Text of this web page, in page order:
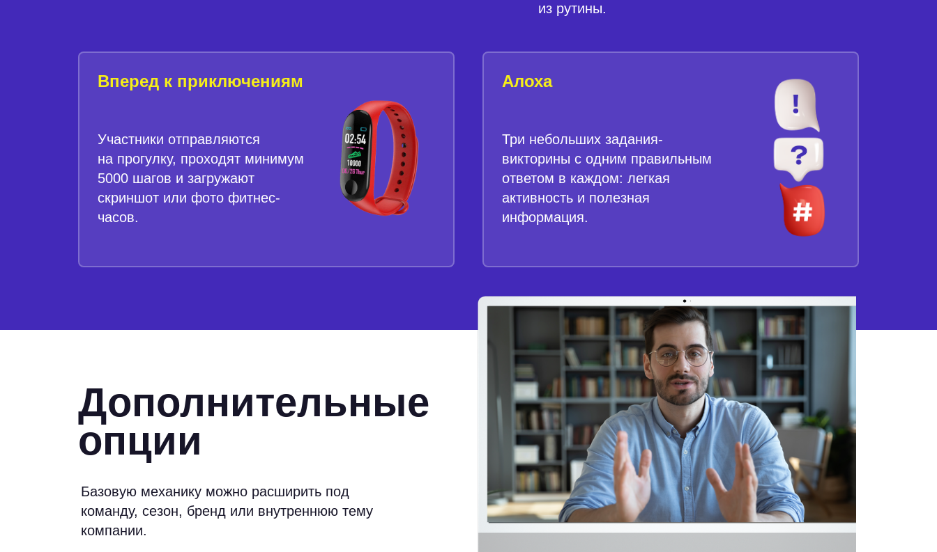
из рутины.
Вперед к приключениям
Участники отправляются
на прогулку, проходят минимум
5000 шагов и загружают
скриншот или фото фитнес-
часов.
Алоха
Три небольших задания-
викторины с одним правильным
ответом в каждом: легкая
активность и полезная
информация.
Дополнительные
опции
Базовую механику можно расширить под
команду, сезон, бренд или внутреннюю тему
компании.